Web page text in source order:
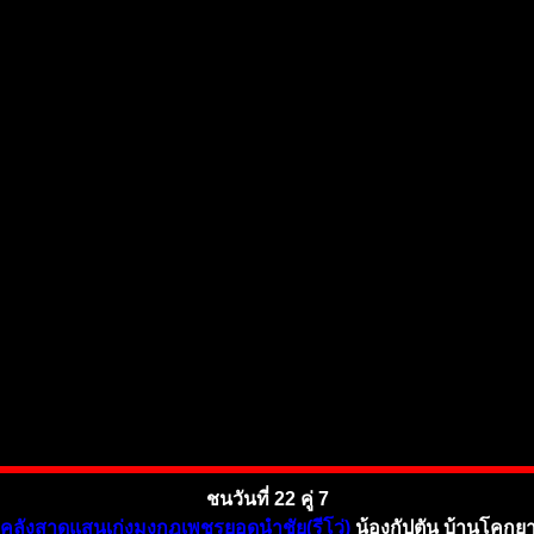
ชนวันที่ 22 คู่ 7
ลังสาดแสนเก่งมงกุฎเพชรยอดนำชัย(รีโว่)น้องกัปตัน บ้านโคกย